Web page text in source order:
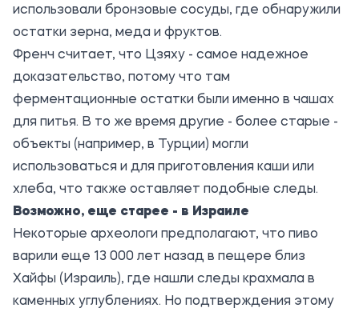
использовали бронзовые сосуды, где обнаружили
остатки зерна, меда и фруктов.
Френч считает, что Цзяху - самое надежное
доказательство, потому что там
ферментационные остатки были именно в чашах
для питья. В то же время другие - более старые -
объекты (например, в Турции) могли
использоваться и для приготовления каши или
хлеба, что также оставляет подобные следы.
Возможно, еще старее - в Израиле
Некоторые археологи предполагают, что пиво
варили еще 13 000 лет назад в пещере близ
Хайфы (Израиль), где нашли следы крахмала в
каменных углублениях. Но подтверждения этому